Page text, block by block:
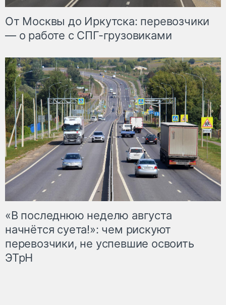
От Москвы до Иркутска: перевозчики
— о работе с СПГ-грузовиками
«В последнюю неделю августа
начнётся суета!»: чем рискуют
перевозчики, не успевшие освоить
ЭТрН